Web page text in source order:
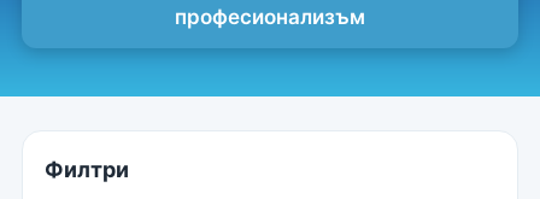
професионализъм
Филтри